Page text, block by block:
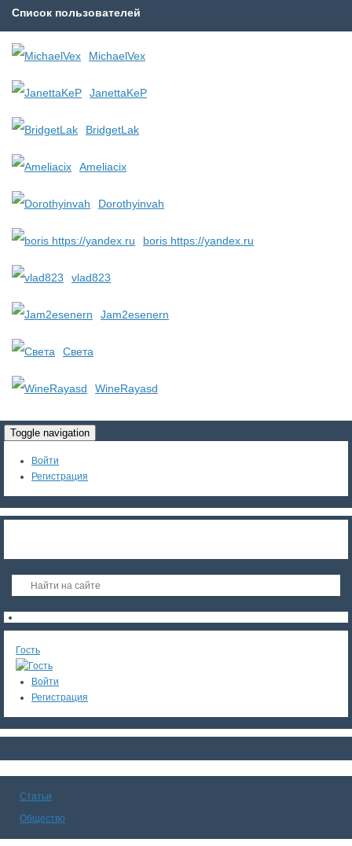
Список пользователей
MichaelVex
JanettaKeP
BridgetLak
Ameliacix
Dorothyinvah
boris https://yandex.ru
vlad823
Jam2esenern
Света
WineRayasd
Toggle navigation
Войти
Регистрация
Гость
Войти
Регистрация
Статьи
Общество